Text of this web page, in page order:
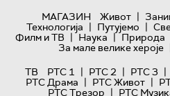
МАГАЗИН
Живот |
Технологијa | Путујемо |
Филм и ТВ | Наука | Природа
За мале велике хероје
ТВ
РТС 1 | РТС 2 | РТС 3 |
РТС Драма | РТС Живот |
РТС Трезор | РТС